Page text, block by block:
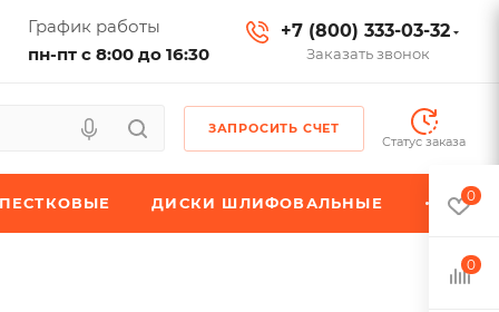
График работы
пн-пт с 8:00 до 16:30
+7 (800) 333-03-32
Заказать звонок
ЗАПРОСИТЬ СЧЕТ
Статус заказа
ДИСКИ ШЛИФОВАЛЬНЫЕ 0
0